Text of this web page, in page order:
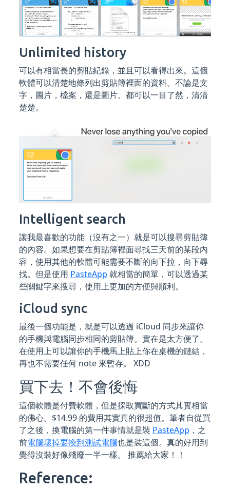
Unlimited history
可以有相當長的剪貼紀錄，並且可以看得出來。這個
軟體可以清楚地條列出剪貼簿裡面的資料。不論是文
字，圖片，檔案，還是圖片。都可以一目了然，清清
楚楚。
Intelligent search
讓我最喜歡的功能（沒有之一）就是可以搜尋剪貼簿
的內容。如果想要在剪貼簿裡面尋找三天前的某段內
容，使用其他的軟體可能需要不斷的向下拉，向下尋
找。但是使用 PasteApp 就相當的簡單，可以透過某
些關鍵字來搜尋，使用上更加的方便與順利。
iCloud sync
最後一個功能是，就是可以透過 iCloud 同步來讓你
的手機與電腦同步相同的剪貼簿。實在是太方便了。
在使用上可以讓你的手機馬上貼上你在桌機的鏈結，
再也不需要任何 note 來暫存。 XDD
買下去！不會後悔
這個軟體是付費軟體，但是採取買斷的方式其實相當
的佛心。$14.99 的費用其實真的很超值。筆者自從買
了之後，換電腦的第一件事情就是裝 PasteApp ，之
前電腦壞掉要換到測試電腦也是裝這個。真的好用到
覺得沒裝好像殘廢一半一樣。 推薦給大家！！
Reference: